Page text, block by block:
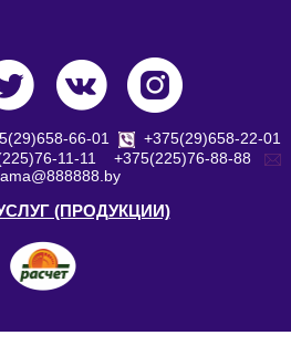
66-01
+375(29)658-22-01
11-11
+375(225)76-88-88
(ПРОДУКЦИИ)